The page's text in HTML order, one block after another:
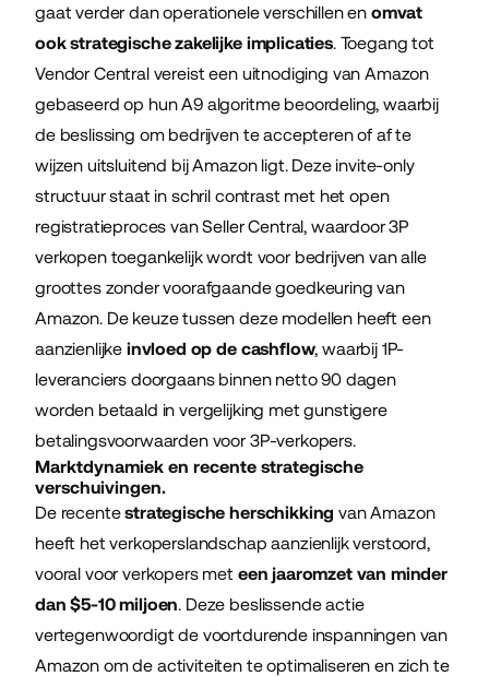
gaat verder dan operationele verschillen en omvat
ook strategische zakelijke implicaties. Toegang tot
Vendor Central vereist een uitnodiging van Amazon
gebaseerd op hun A9 algoritme beoordeling, waarbij
de beslissing om bedrijven te accepteren of af te
wijzen uitsluitend bij Amazon ligt. Deze invite-only
structuur staat in schril contrast met het open
registratieproces van Seller Central, waardoor 3P
verkopen toegankelijk wordt voor bedrijven van alle
groottes zonder voorafgaande goedkeuring van
Amazon. De keuze tussen deze modellen heeft een
aanzienlijke invloed op de cashflow, waarbij 1P-
leveranciers doorgaans binnen netto 90 dagen
worden betaald in vergelijking met gunstigere
betalingsvoorwaarden voor 3P-verkopers.
Marktdynamiek en recente strategische
verschuivingen.
De recentestrategische herschikking van Amazon
heeft het verkoperslandschap aanzienlijk verstoord,
vooral voor verkopers met een jaaromzet van minder
dan $5-10 miljoen. Deze beslissende actie
vertegenwoordigt de voortdurende inspanningen van
Amazon om de activiteiten te optimaliseren en zich te